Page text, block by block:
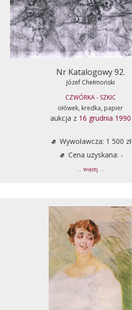
Nr Katalogowy 92.
Józef Chełmoński
CZWÓRKA - SZKIC
ołówek, kredka, papier
aukcja z 16 grudnia 1990
Wywoławcza: 1 500 zł
Cena uzyskana: -
... więcej ...